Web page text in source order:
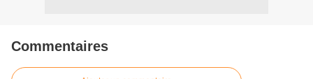
Commentaires